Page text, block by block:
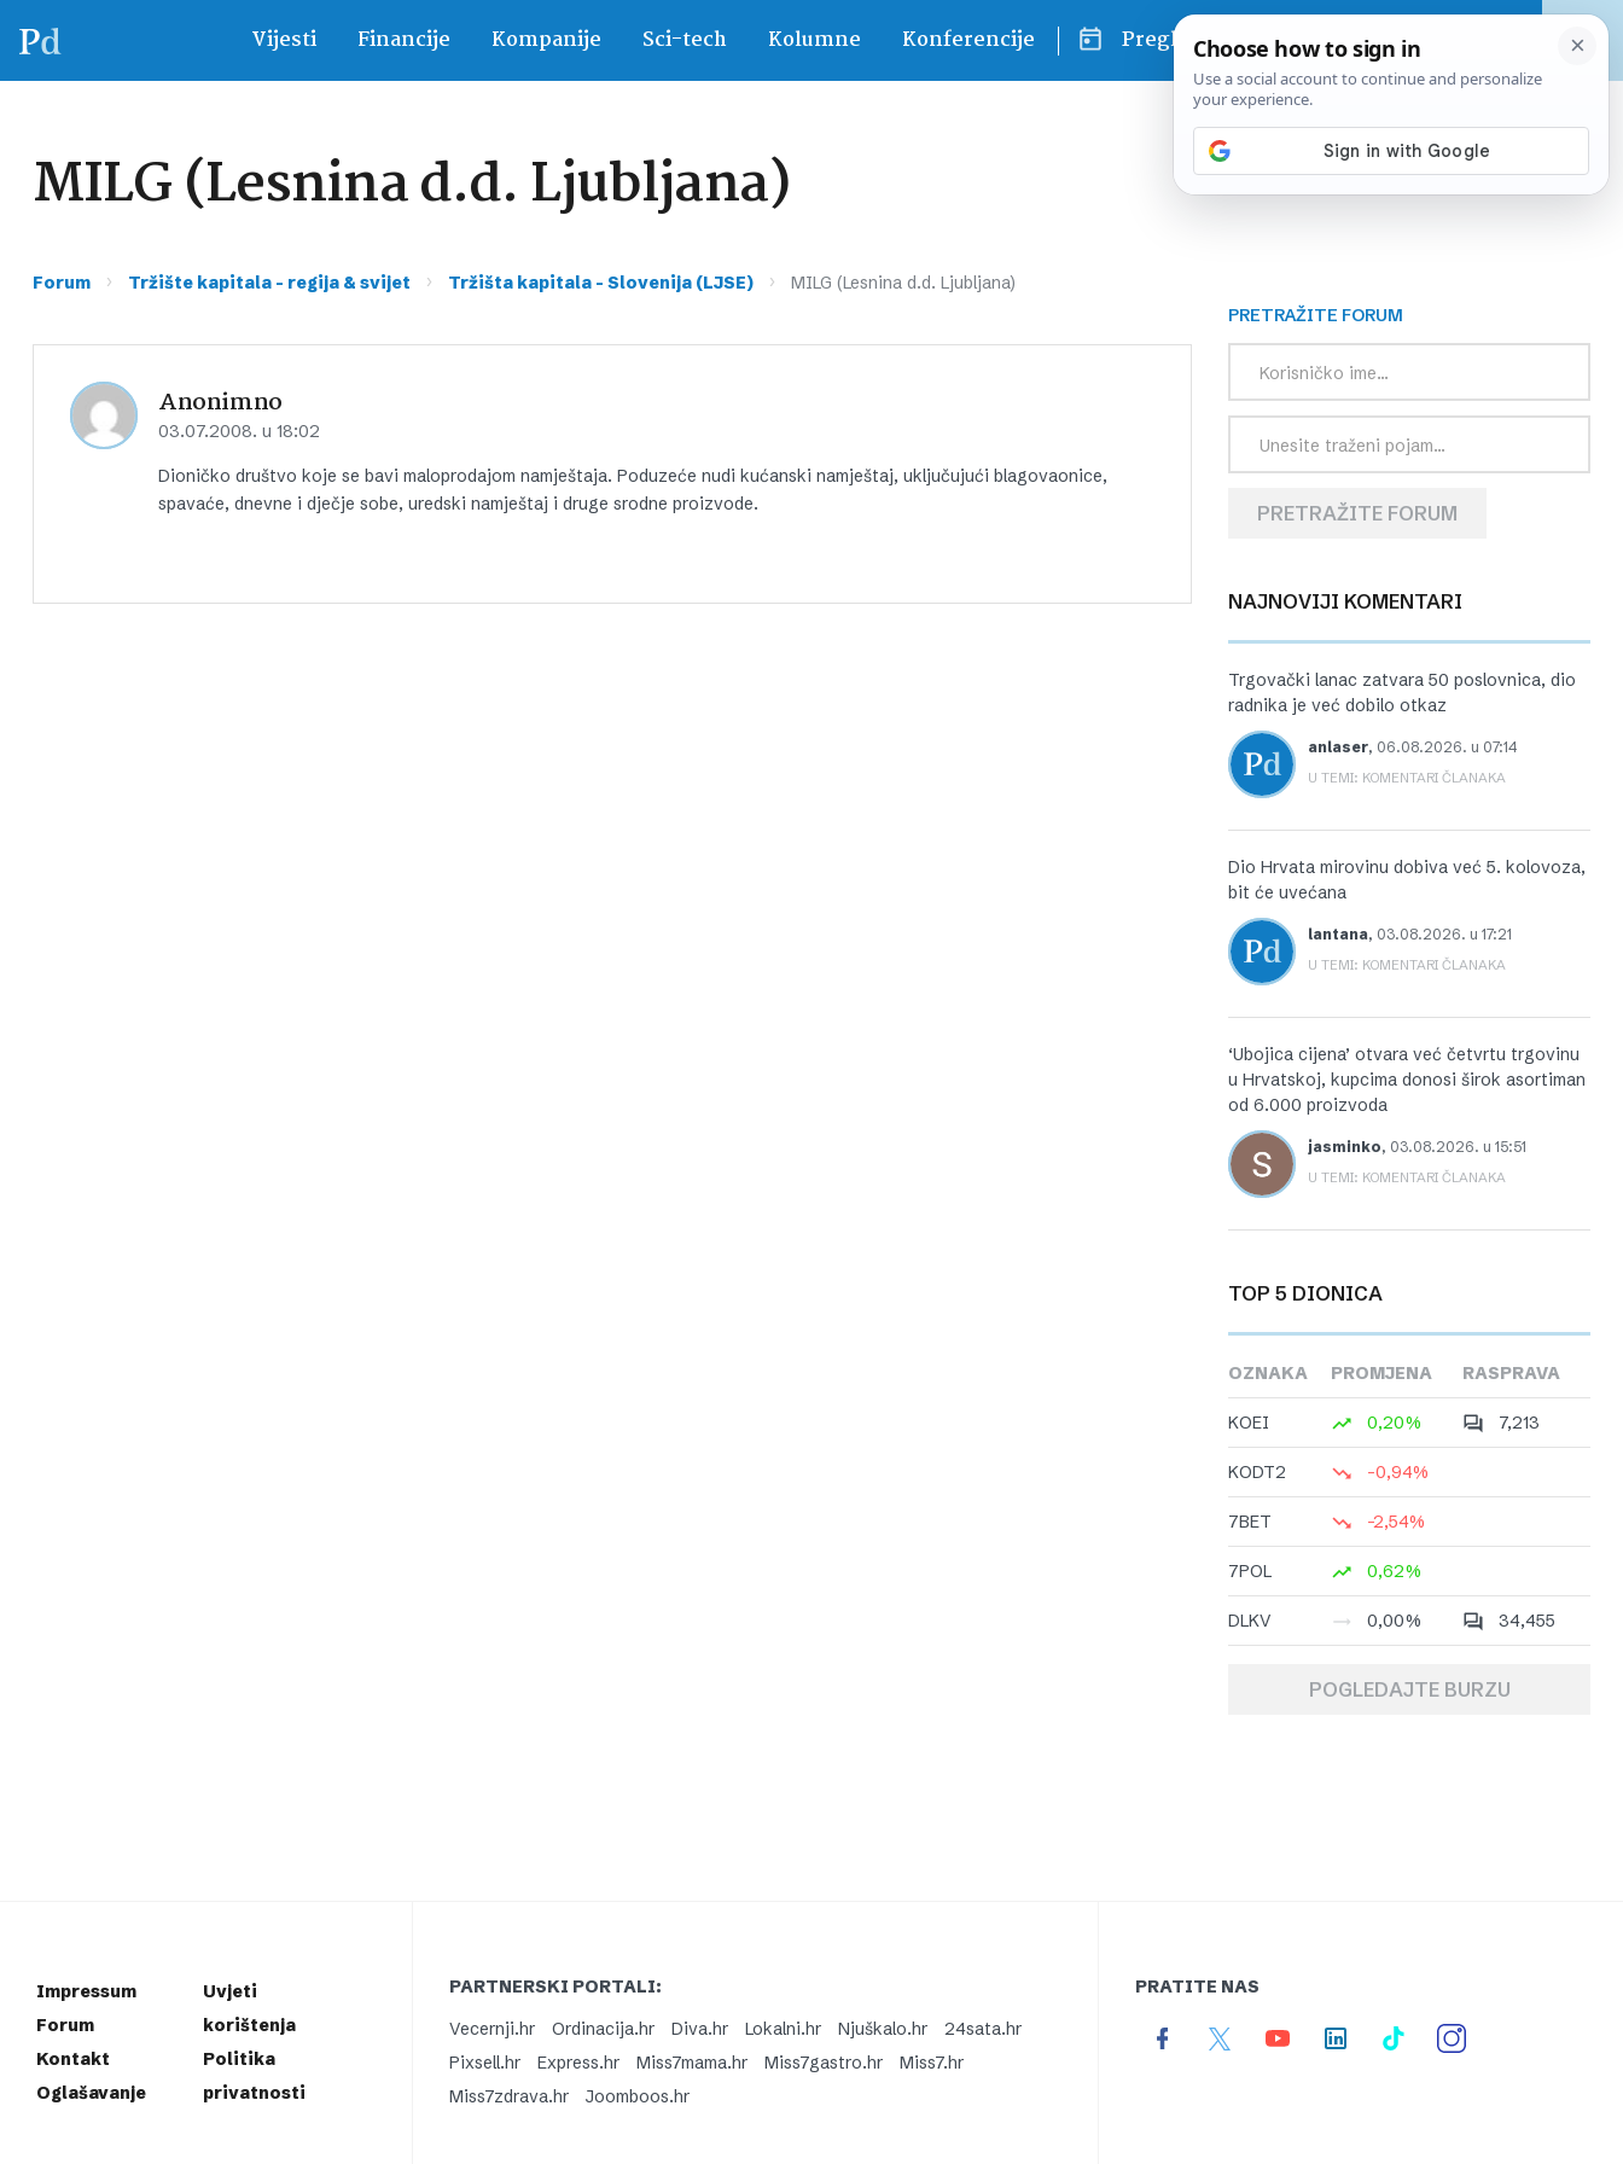
Vijesti Financije Kompanije Sci-tech Kolumne Konferencije Pregled dana
MILG (Lesnina d.d. Ljubljana)
Forum › Tržište kapitala – regija & svijet › Tržišta kapitala – Slovenija (LJSE) › MILG (Lesnina d.d. Ljubljana)
Anonimno
03.07.2008. u 18:02
Dioničko društvo koje se bavi maloprodajom namještaja. Poduzeće nudi kućanski namještaj, uključujući blagovaonice,
spavaće, dnevne i dječje sobe, uredski namještaj i druge srodne proizvode.
PRETRAŽITE FORUM
PRETRAŽITE FORUM
NAJNOVIJI KOMENTARI
Trgovački lanac zatvara 50 poslovnica, dio
radnika je već dobilo otkaz
anlaser, 06.08.2026. u 07:14
U TEMI: KOMENTARI ČLANAKA
Dio Hrvata mirovinu dobiva već 5. kolovoza,
bit će uvećana
lantana, 03.08.2026. u 17:21
U TEMI: KOMENTARI ČLANAKA
‘Ubojica cijena’ otvara već četvrtu trgovinu
u Hrvatskoj, kupcima donosi širok asortiman
od 6.000 proizvoda
jasminko, 03.08.2026. u 15:51
U TEMI: KOMENTARI ČLANAKA
TOP 5 DIONICA
OZNAKA PROMJENA RASPRAVA
KOEI 0,20% 7,213
KODT2 -0,94%
7BET -2,54%
7POL 0,62%
DLKV 0,00% 34,455
POGLEDAJTE BURZU
Impressum
Forum
Kontakt
Oglašavanje
Uvjeti
korištenja
Politika
privatnosti
PARTNERSKI PORTALI:
Vecernji.hr
Ordinacija.hr Diva.hr Lokalni.hr Njuškalo.hr
24sata.hr
Pixsell.hr
Express.hr Miss7mama.hr Miss7gastro.hr
Miss7.hr
Miss7zdrava.hr
Joomboos.hr
PRATITE NAS